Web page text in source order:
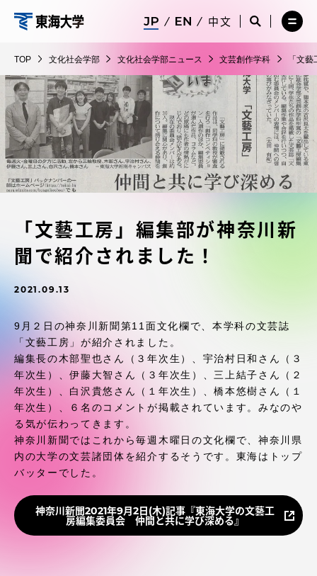
ツ
に
ス
ッ
プ
化
社
会
学
部
中文
サ
検
索
を
開
く
サ
イ
索
を
閉
じ
る
メ
ー
を
開
く
TOP 文化社会学部 文化社会学部ニュース 文芸創作学科 「文
「文藝工房」編集部が神奈川新
聞で紹介されました！
2021.09.13
9月２日の神奈川新聞第11面文化欄で、本学科の文芸誌
「文藝工房」が紹介されました。
編集長の木部聖也さん（３年次生）、宇治村日和さん（３
年次生）、伊藤大智さん（３年次生）、三上結子さん（２
年次生）、白沢貴悠さん（１年次生）、橋本悠樹さん（１
年次生）、６名のコメントが掲載されています。みなのや
る気が伝わってきます。
神奈川新聞ではこれから毎週木曜日の文化欄で、神奈川県
内の大学の文芸諸団体を紹介するそうです。東海はトップ
バッターでした。
神奈川新聞2021年9月2日(木)記事『東海大学の文藝工
房編集委員会 仲間と共に学び深める』
メ
ニ
閉
じ
る
在学生・保護者向けポータル（TIPS）
受験・入学案内
教員・研究者ガイド
大学の概要
受験・入学案内
学生生活
グローバルネットワーク
学外連携
各種情報・お問い合わせ